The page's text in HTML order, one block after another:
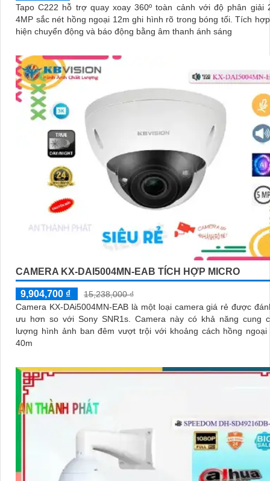
Tapo C222 hỗ trợ quay xoay 360º toàn cảnh với độ phân giải
4MP sắc nét hồng ngoại 12m ghi hình rõ trong bóng tối. Tích hợp AI phát
hiện chuyển động và báo động bằng âm thanh ánh sáng
CAMERA KX-DAI5004MN-EAB TÍCH HỢP MICRO
9,904,700 ₫
15,238,000 ₫
Camera KX-DAi5004MN-EAB là một loại camera giá rẻ được
ưu hơn so với Sony SNR1s. Camera này có khả năng cung cấp chất
lượng hình ảnh ban đêm vượt trội với khoảng cách hồng ngoại
40m